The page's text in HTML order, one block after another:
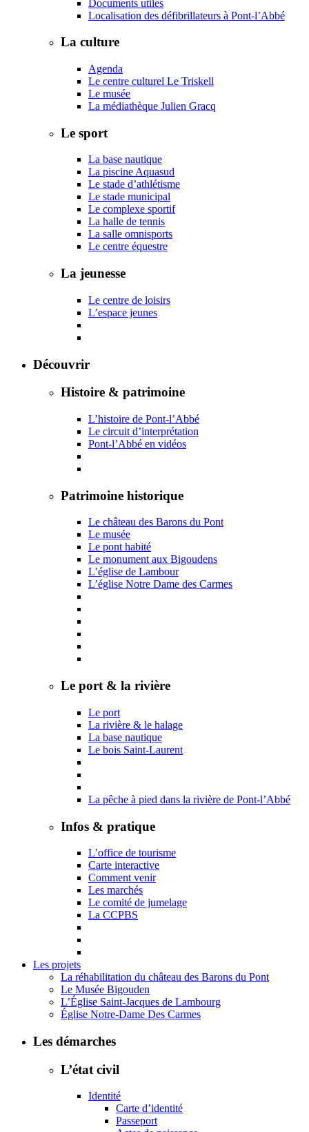
Documents utiles
Localisation des défibrillateurs à Pont-l’Abbé
La culture
Agenda
Le centre culturel Le Triskell
Le musée
La médiathèque Julien Gracq
Le sport
La base nautique
La piscine Aquasud
Le stade d’athlétisme
Le stade municipal
Le complexe sportif
La halle de tennis
La salle omnisports
Le centre équestre
La jeunesse
Le centre de loisirs
L’espace jeunes
Découvrir
Histoire & patrimoine
L’histoire de Pont-l’Abbé
Le circuit d’interprétation
Pont-l’Abbé en vidéos
Patrimoine historique
Le château des Barons du Pont
Le musée
Le pont habité
Le monument aux Bigoudens
L’église de Lambour
L’église Notre Dame des Carmes
Le port & la rivière
Le port
La rivière & le halage
La base nautique
Le bois Saint-Laurent
La pêche à pied dans la rivière de Pont-l’Abbé
Infos & pratique
L’office de tourisme
Carte interactive
Comment venir
Les marchés
Le comité de jumelage
La CCPBS
Les projets
La réhabilitation du château des Barons du Pont
Le Musée Bigouden
L’Église Saint-Jacques de Lambourg
Église Notre-Dame Des Carmes
Les démarches
L’état civil
Identité
Carte d’identité
Passeport